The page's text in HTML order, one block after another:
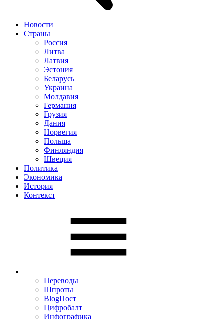
Новости
Страны
Россия
Литва
Латвия
Эстония
Беларусь
Украина
Молдавия
Германия
Грузия
Дания
Норвегия
Польша
Финляндия
Швеция
Политика
Экономика
История
Контекст
Переводы
Шпроты
BlogПост
Цифробалт
Инфографика